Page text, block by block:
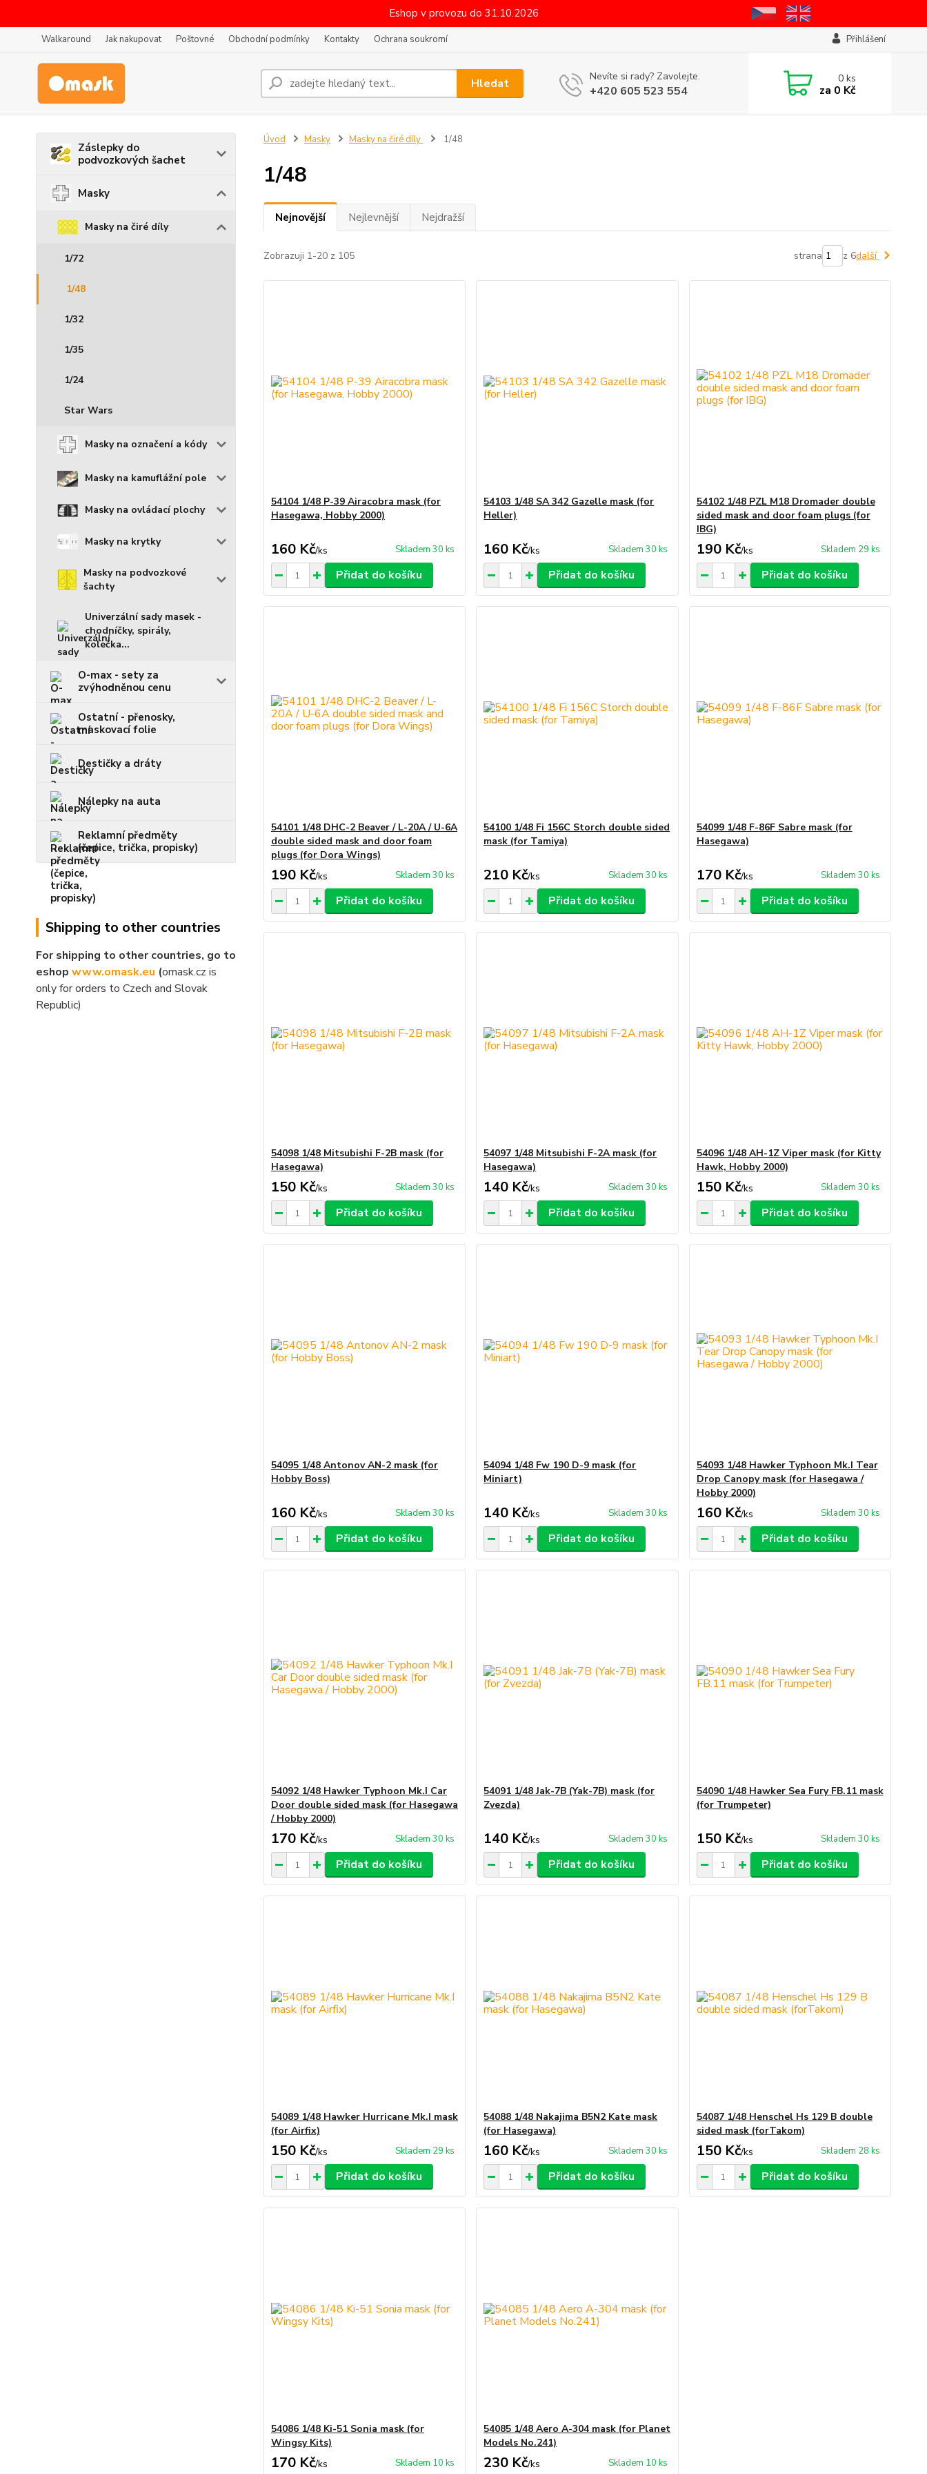
Eshop v provozu do 31.10.2026
Walkaround Jak nakupovat Poštovné Obchodní podmínky Kontakty Ochrana soukromí Přihlášení
Hledat Nevíte si rady? Zavolejte.
+420 605 523 554
0ks
za 0 Kč
Záslepky do
podvozkových šachet
Masky
Masky na čiré díly
1/72
1/48
1/32
1/35
1/24
Star Wars
Masky na označení a kódy
Masky na kamuflážní pole
Masky na ovládací plochy
Masky na krytky
Masky na podvozkové
šachty
Univerzální sady masek -
chodníčky, spirály,
kolečka...
O-max - sety za
zvýhodněnou cenu
Ostatní - přenosky,
maskovací folie
Destičky a dráty
Nálepky na auta
Reklamní předměty
(čepice, trička, propisky)
Shipping to other countries
For shipping to other countries, go to
eshop www.omask.eu (omask.cz is
only for orders to Czech and Slovak
Republic)
Úvod Masky Masky na čiré díly 1/48
1/48
Nejnovější Nejlevnější Nejdražší
Zobrazuji 1-20 z 105 strana z 6další
54104 1/48 P-39 Airacobra mask (for
Hasegawa, Hobby 2000)
160 Kč/ks Skladem 30 ks
Přidat do košíku
54103 1/48 SA 342 Gazelle mask (for
Heller)
160 Kč/ks Skladem 30 ks
Přidat do košíku
54102 1/48 PZL M18 Dromader double
sided mask and door foam plugs (for
IBG)
190 Kč/ks Skladem 29 ks
Přidat do košíku
54101 1/48 DHC-2 Beaver / L-20A / U-6A
double sided mask and door foam
plugs (for Dora Wings)
190 Kč/ks Skladem 30 ks
Přidat do košíku
54100 1/48 Fi 156C Storch double sided
mask (for Tamiya)
210 Kč/ks Skladem 30 ks
Přidat do košíku
54099 1/48 F-86F Sabre mask (for
Hasegawa)
170 Kč/ks Skladem 30 ks
Přidat do košíku
54098 1/48 Mitsubishi F-2B mask (for
Hasegawa)
150 Kč/ks Skladem 30 ks
Přidat do košíku
54097 1/48 Mitsubishi F-2A mask (for
Hasegawa)
140 Kč/ks Skladem 30 ks
Přidat do košíku
54096 1/48 AH-1Z Viper mask (for Kitty
Hawk, Hobby 2000)
150 Kč/ks Skladem 30 ks
Přidat do košíku
54095 1/48 Antonov AN-2 mask (for
Hobby Boss)
160 Kč/ks Skladem 30 ks
Přidat do košíku
54094 1/48 Fw 190 D-9 mask (for
Miniart)
140 Kč/ks Skladem 30 ks
Přidat do košíku
54093 1/48 Hawker Typhoon Mk.I Tear
Drop Canopy mask (for Hasegawa /
Hobby 2000)
160 Kč/ks Skladem 30 ks
Přidat do košíku
54092 1/48 Hawker Typhoon Mk.I Car
Door double sided mask (for Hasegawa
/ Hobby 2000)
170 Kč/ks Skladem 30 ks
Přidat do košíku
54091 1/48 Jak-7B (Yak-7B) mask (for
Zvezda)
140 Kč/ks Skladem 30 ks
Přidat do košíku
54090 1/48 Hawker Sea Fury FB.11 mask
(for Trumpeter)
150 Kč/ks Skladem 30 ks
Přidat do košíku
54089 1/48 Hawker Hurricane Mk.I mask
(for Airfix)
150 Kč/ks Skladem 29 ks
Přidat do košíku
54088 1/48 Nakajima B5N2 Kate mask
(for Hasegawa)
160 Kč/ks Skladem 30 ks
Přidat do košíku
54087 1/48 Henschel Hs 129 B double
sided mask (forTakom)
150 Kč/ks Skladem 28 ks
Přidat do košíku
54086 1/48 Ki-51 Sonia mask (for
Wingsy Kits)
170 Kč/ks Skladem 10 ks
54085 1/48 Aero A-304 mask (for Planet
Models No.241)
230 Kč/ks Skladem 10 ks